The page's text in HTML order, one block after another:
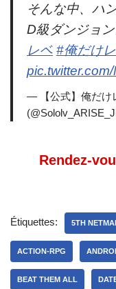
そんな中、ハ
D級ダンジョ
レベ #俺だけ
— 【公式】俺だけ
Rendez-
Étiquettes: 5TH
ACTION-RPG
BEAT THEM ALL